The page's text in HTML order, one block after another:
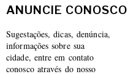
ANUNCIE CONOSCO
Sugestações, dicas, denúncia,
informações sobre sua
cidade, entre em contato
conosco através do nosso